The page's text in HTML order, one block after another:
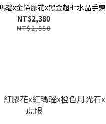
瑙x金箔膠花x黑金超七水晶手鍊
NT$2,380
NT$2,880